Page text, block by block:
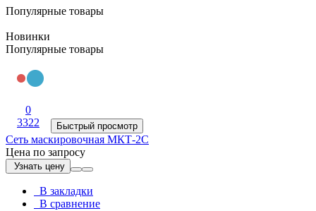
Популярные товары
Новинки
Популярные товары
0
3322
Быстрый просмотр
Сеть маскировочная МКТ-2С
Цена по запросу
Узнать цену
В закладки
В сравнение